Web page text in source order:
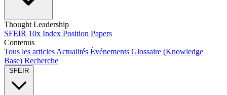
Thought Leadership
SFEIR 10x Index Position Papers
Contenus
Tous les articles Actualités Événements Glossaire (Knowledge
Base) Recherche
SFEIR